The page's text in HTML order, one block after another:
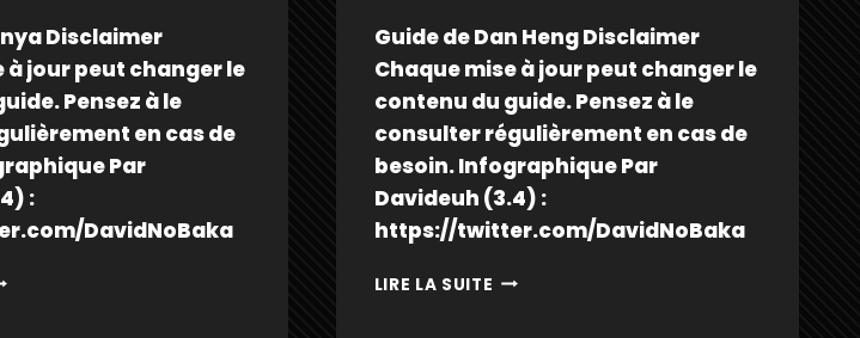
Disclaimer
à jour peut changer le
Pensez à le
en cas de
Par
:
DavidNoBaka
Guide de Dan Heng Disclaimer
Chaque mise à jour peut changer le
contenu du guide. Pensez à le
consulter régulièrement en cas de
besoin. Infographique Par
Davideuh (3.4) :
https://twitter.com/DavidNoBaka
LIRE LA SUITE DAN